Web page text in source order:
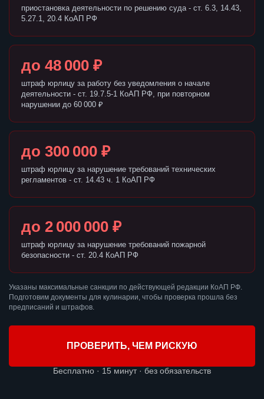
приостановка деятельности по решению суда - ст. 6.3, 14.43,
5.27.1, 20.4 КоАП РФ
до 48 000 ₽
штраф юрлицу за работу без уведомления о начале
деятельности - ст. 19.7.5-1 КоАП РФ, при повторном
нарушении до 60 000 ₽
до 300 000 ₽
штраф юрлицу за нарушение требований технических
регламентов - ст. 14.43 ч. 1 КоАП РФ
до 2 000 000 ₽
штраф юрлицу за нарушение требований пожарной
безопасности - ст. 20.4 КоАП РФ
Указаны максимальные санкции по действующей редакции КоАП РФ.
Подготовим документы для кулинарии, чтобы проверка прошла без
предписаний и штрафов.
ПРОВЕРИТЬ, ЧЕМ РИСКУЮ
Бесплатно · 15 минут · без обязательств